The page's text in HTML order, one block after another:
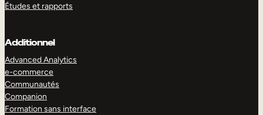
Études et rapports
Additionnel
Advanced Analytics
e-commerce
Communautés
Companion
Formation sans interface